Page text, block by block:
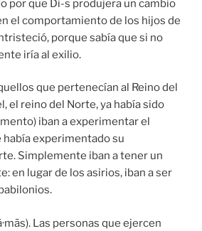
por que Di-s produjera un cambio
el comportamiento de los hijos de
porque sabía que si no
iría al exilio.
que pertenecían al Reino del
el reino del Norte, ya había sido
iban a experimentar el
experimentado su
Simplemente iban a tener un
en lugar de los asirios, iban a ser